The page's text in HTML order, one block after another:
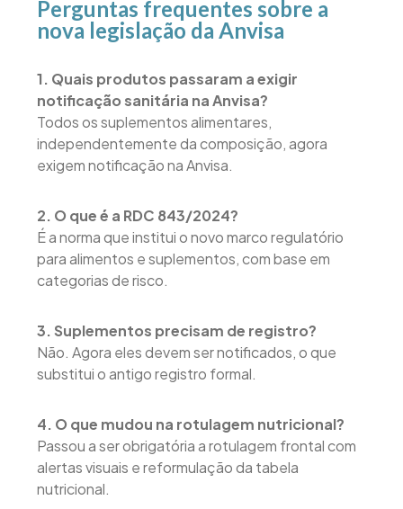
Perguntas frequentes sobre a
nova legislação da Anvisa
1. Quais produtos passaram a exigir
notificação sanitária na Anvisa?
Todos os suplementos alimentares,
independentemente da composição, agora
exigem notificação na Anvisa.
2. O que é a RDC 843/2024?
É a norma que institui o novo marco regulatório
para alimentos e suplementos, com base em
categorias de risco.
3. Suplementos precisam de registro?
Não. Agora eles devem ser notificados, o que
substitui o antigo registro formal.
4. O que mudou na rotulagem nutricional?
Passou a ser obrigatória a rotulagem frontal com
alertas visuais e reformulação da tabela
nutricional.